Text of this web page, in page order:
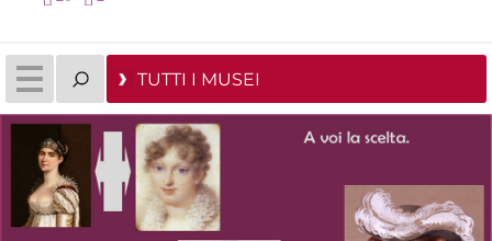
TUTTI I MUSEI